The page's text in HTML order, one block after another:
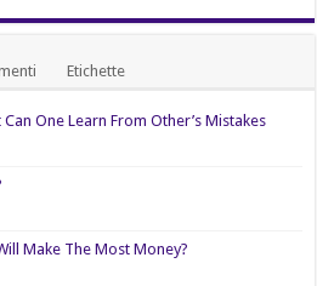
Etichette
One Learn From Other’s Mistakes
Make The Most Money?